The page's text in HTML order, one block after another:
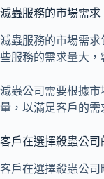
滅蟲服務的市場需求
滅蟲服務的市場需
些服務的需求量大，
滅蟲公司需要根據
量，以滿足客戶的需
客戶在選擇殺蟲公司
客戶在選擇殺蟲公